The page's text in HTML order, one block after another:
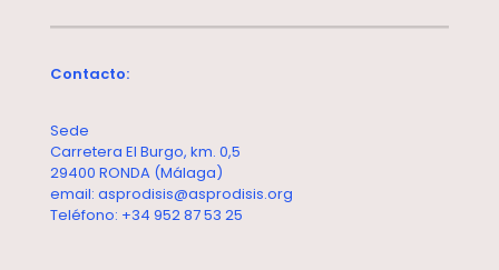
Contacto:
Sede
Carretera El Burgo, km. 0,5
29400 RONDA (Málaga)
email: asprodisis@asprodisis.org
Teléfono: +34 952 87 53 25